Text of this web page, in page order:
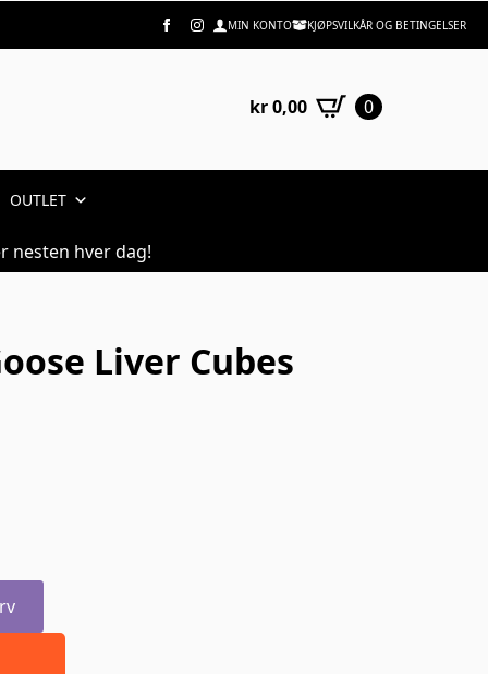
MIN KONTO KJØPSVILKÅR OG BETINGELSER
kr0,00 0
OUTLET
nesten hver dag!
Liver Cubes